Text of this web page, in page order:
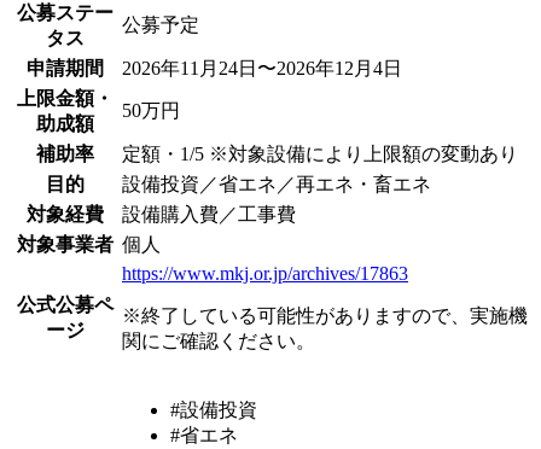
公募ステー
タス
公募予定
申請期間
2026年11月24日〜2026年12月4日
上限金額・
助成額
50万円
補助率
定額・1/5 ※対象設備により上限額の変動あり
目的
設備投資／省エネ／再エネ・畜エネ
対象経費
設備購入費／工事費
対象事業者 個人
公式公募ペ
ージ
https://www.mkj.or.jp/archives/17863
※終了している可能性がありますので、実施機
関にご確認ください。
#設備投資
#省エネ